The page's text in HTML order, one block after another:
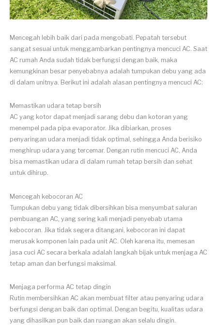
Mencegah lebih baik dari pada mengobati. Pepatah tersebut
sangat sesuai untuk menggambarkan pentingnya mencuci AC. Saat
AC rumah Anda sudah tidak berfungsi dengan baik, maka
kemungkinan besar penyebabnya adalah tumpukan debu yang ada
di dalam unitnya. Berikut ini adalah alasan pentingnya mencuci AC:
Memastikan udara tetap bersih
AC yang kotor dapat menjadi sarang debu dan kotoran yang
menempel pada pipa evaporator. Jika dibiarkan, proses
penyaringan udara menjadi tidak optimal, sehingga Anda berisiko
menghirup udara yang tercemar. Dengan rutin mencuci AC, Anda
bisa memastikan udara di dalam rumah tetap bersih dan sehat
untuk dihirup.
Mencegah kebocoran AC
Tumpukan debu yang tidak dibersihkan bisa menyumbat saluran
pembuangan AC, yang sering kali menjadi penyebab utama
kebocoran. Jika tidak segera ditangani, kebocoran ini dapat
merusak komponen lain pada unit AC. Oleh karena itu, memesan
jasa cuci AC secara berkala adalah langkah bijak untuk menjaga AC
tetap aman dan berfungsi maksimal.
Menjaga performa AC tetap dingin
Rutin membersihkan AC akan membuat filter atau penyaring udara
berfungsi dengan baik dan optimal. Dengan begitu, kualitas udara
yang dihasilkan pun baik dan ruangan akan selalu dingin.